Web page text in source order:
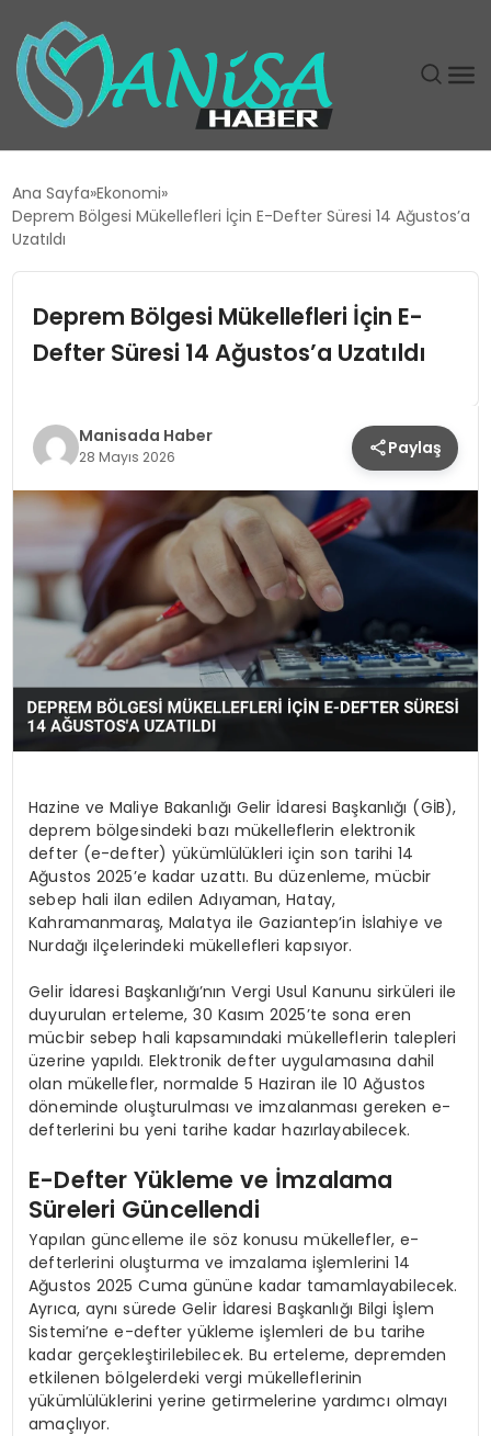
EĞITIM
GÜNDEM
SIYASET
SPOR
TEKNOLOJI
YAŞAM
Ana Sayfa Ekonomi
Deprem Bölgesi Mükellefleri İçin E-Defter Süresi 14 Ağustos’a
Uzatıldı
Deprem Bölgesi Mükellefleri İçin E-
Defter Süresi 14 Ağustos’a Uzatıldı
Manisada Haber
28 Mayıs 2026 Paylaş
Hazine ve Maliye Bakanlığı Gelir İdaresi Başkanlığı (GİB),
deprem bölgesindeki bazı mükelleflerin elektronik
defter (e-defter) yükümlülükleri için son tarihi 14
Ağustos 2025’e kadar uzattı. Bu düzenleme, mücbir
sebep hali ilan edilen Adıyaman, Hatay,
Kahramanmaraş, Malatya ile Gaziantep’in İslahiye ve
Nurdağı ilçelerindeki mükellefleri kapsıyor.
Gelir İdaresi Başkanlığı’nın Vergi Usul Kanunu sirküleri ile
duyurulan erteleme, 30 Kasım 2025’te sona eren
mücbir sebep hali kapsamındaki mükelleflerin talepleri
üzerine yapıldı. Elektronik defter uygulamasına dahil
olan mükellefler, normalde 5 Haziran ile 10 Ağustos
döneminde oluşturulması ve imzalanması gereken e-
defterlerini bu yeni tarihe kadar hazırlayabilecek.
E-Defter Yükleme ve İmzalama
Süreleri Güncellendi
Yapılan güncelleme ile söz konusu mükellefler, e-
defterlerini oluşturma ve imzalama işlemlerini 14
Ağustos 2025 Cuma gününe kadar tamamlayabilecek.
Ayrıca, aynı sürede Gelir İdaresi Başkanlığı Bilgi İşlem
Sistemi’ne e-defter yükleme işlemleri de bu tarihe
kadar gerçekleştirilebilecek. Bu erteleme, depremden
etkilenen bölgelerdeki vergi mükelleflerinin
yükümlülüklerini yerine getirmelerine yardımcı olmayı
amaçlıyor.